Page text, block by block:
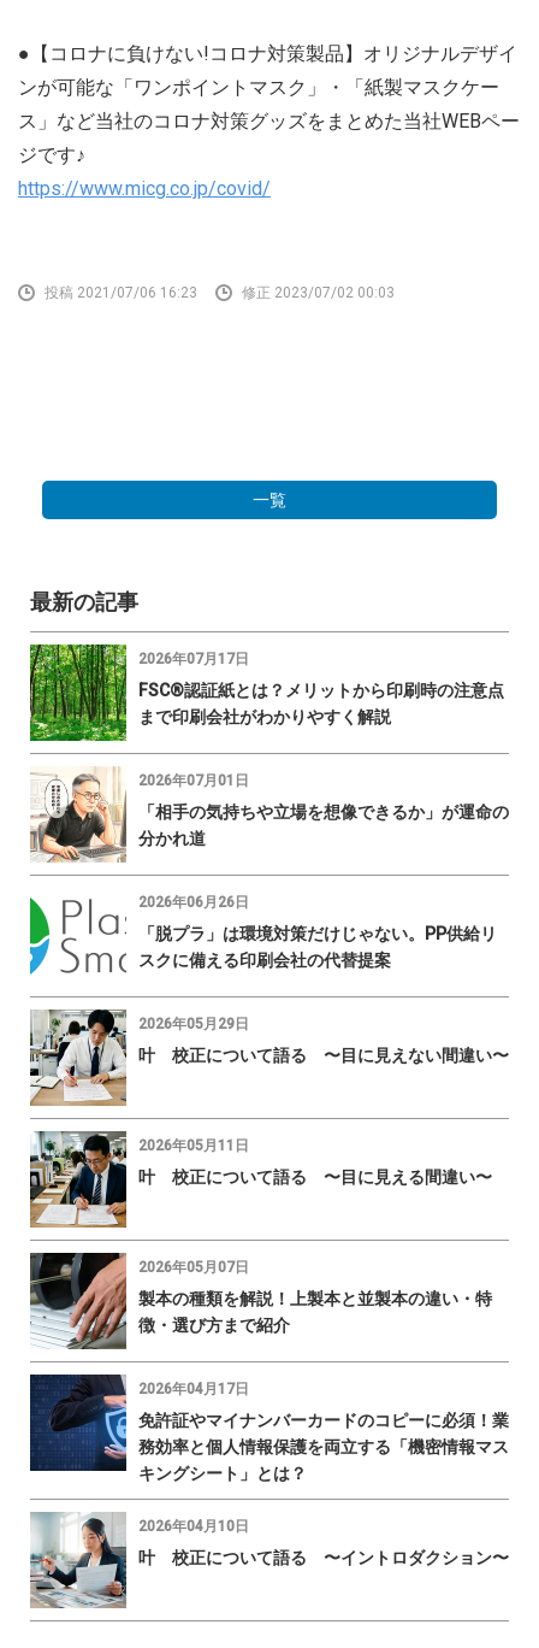
●【コロナに負けない!コロナ対策製品】オリジナルデザイ
ンが可能な「ワンポイントマスク」・「紙製マスクケー
ス」など当社のコロナ対策グッズをまとめた当社WEBペー
ジです♪
https://www.micg.co.jp/covid/
投稿 2021/07/06 16:23 修正 2023/07/02 00:03
一覧
最新の記事
2026年07月17日
FSC®認証紙とは？メリットから印刷時の注意点
まで印刷会社がわかりやすく解説
2026年07月01日
「相手の気持ちや立場を想像できるか」が運命の
分かれ道
2026年06月26日
「脱プラ」は環境対策だけじゃない。PP供給リ
スクに備える印刷会社の代替提案
2026年05月29日
叶 校正について語る 〜目に見えない間違い〜
2026年05月11日
叶 校正について語る 〜目に見える間違い〜
2026年05月07日
製本の種類を解説！上製本と並製本の違い・特
徴・選び方まで紹介
2026年04月17日
免許証やマイナンバーカードのコピーに必須！業
務効率と個人情報保護を両立する「機密情報マス
キングシート」とは？
2026年04月10日
叶 校正について語る 〜イントロダクション〜